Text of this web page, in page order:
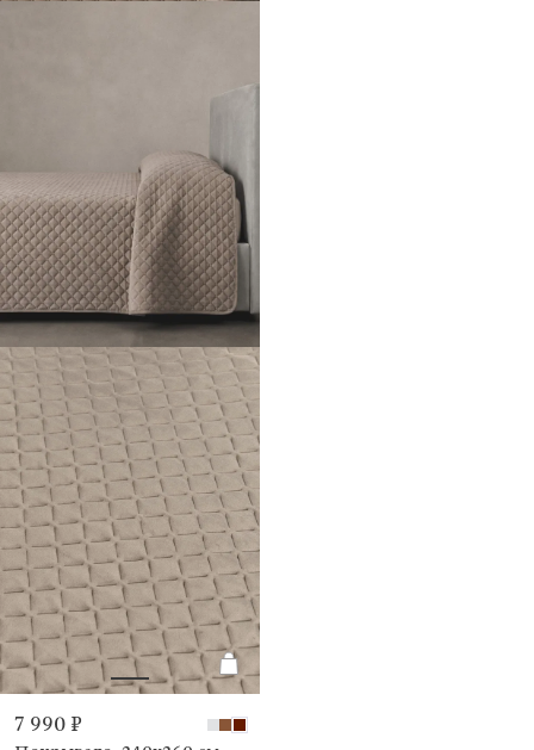
7 990 ₽